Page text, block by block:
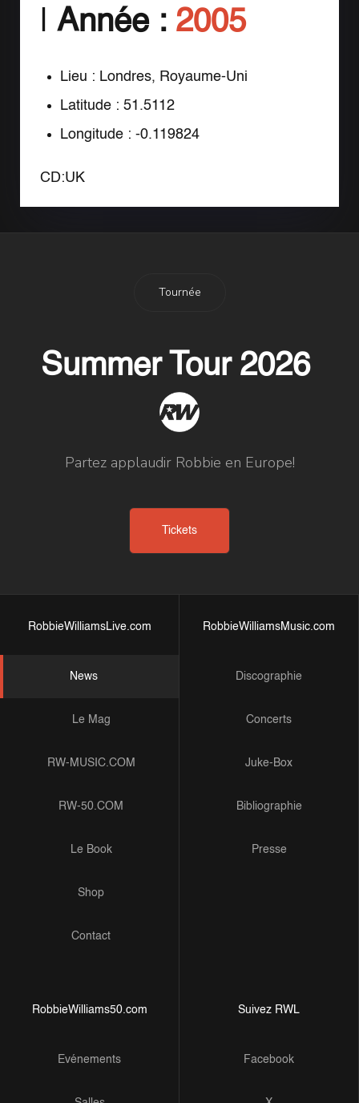
| Année : 2005
Lieu : Londres, Royaume-Uni
Latitude : 51.5112
Longitude : -0.119824
CD:UK
Tournée
Summer Tour 2026
Partez applaudir Robbie en Europe!
Tickets
RobbieWilliamsLive.com
News
Le Mag
RW-MUSIC.COM
RW-50.COM
Le Book
Shop
Contact
RobbieWilliamsMusic.com
Discographie
Concerts
Juke-Box
Bibliographie
Presse
RobbieWilliams50.com
Evénements
Suivez RWL
Facebook